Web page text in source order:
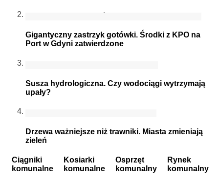
Gigantyczny zastrzyk gotówki. Środki z KPO na
Port w Gdyni zatwierdzone
Susza hydrologiczna. Czy wodociągi wytrzymają
upały?
Drzewa ważniejsze niż trawniki. Miasta zmieniają
zieleń
Ciągniki
komunalne
Kosiarki
komunalne
Osprzęt
komunalny
Rynek
komunalny